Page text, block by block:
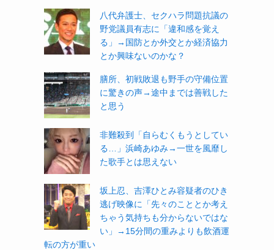
八代弁護士、セクハラ問題抗議の
野党議員有志に「違和感を覚え
る」→国防とか外交とか経済協力
とか興味ないのかな？
膳所、初戦敗退も野手の守備位置
に驚きの声→途中までは善戦した
と思う
非難殺到「自らむくもうとしてい
る…」浜崎あゆみ→一世を風靡し
た歌手とは思えない
坂上忍、吉澤ひとみ容疑者のひき
逃げ映像に「先々のこととか考え
ちゃう気持ちも分からないではな
い」→15分間の重みよりも飲酒運
転の方が重い